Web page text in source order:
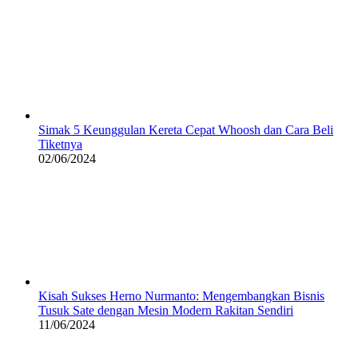
Simak 5 Keunggulan Kereta Cepat Whoosh dan Cara Beli
Tiketnya
02/06/2024
Kisah Sukses Herno Nurmanto: Mengembangkan Bisnis
Tusuk Sate dengan Mesin Modern Rakitan Sendiri
11/06/2024